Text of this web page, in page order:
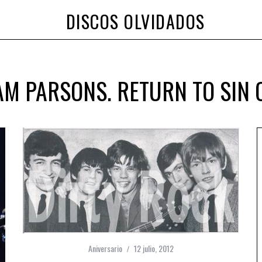
DISCOS OLVIDADOS
PARSONS. RETURN TO SIN
Aniversario 12 julio, 2012